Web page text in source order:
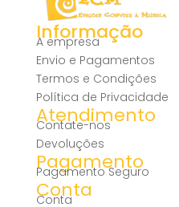
Informação
A empresa
Envio e Pagamentos
Termos e Condições
Política de Privacidade
Atendimento
Contate-nos
Devoluções
Pagamento
Pagamento Seguro
Conta
Conta